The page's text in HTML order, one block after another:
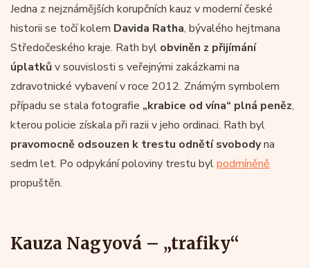
Jedna z nejznámějších korupčních kauz v moderní české
historii se točí kolem Davida Ratha, bývalého hejtmana
Středočeského kraje. Rath byl obviněn z přijímání
úplatkův souvislosti s veřejnými zakázkami na
zdravotnické vybavení v roce 2012. Známým symbolem
případu se stala fotografie „krabice od vína“ plná peněz,
kterou policie získala při razii v jeho ordinaci. Rath byl
pravomocně odsouzen k trestu odnětí svobodyna
sedm let. Po odpykání poloviny trestu bylpodmíněně
propuštěn.
Kauza Nagyová – „trafiky“